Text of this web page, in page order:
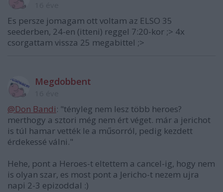
Es persze jomagam ott voltam az ELSO 35
seederben, 24-en (itteni) reggel 7:20-kor ;> 4x
csorgattam vissza 25 megabittel ;>
Megdobbent
@Don Bandi: "tényleg nem lesz több heroes?
merthogy a sztori még nem ért véget. már a jerichot
is túl hamar vették le a műsorról, pedig kezdett
érdekessé válni."
Hehe, pont a Heroes-t eltettem a cancel-ig, hogy nem
is olyan szar, es most pont a Jericho-t nezem ujra
napi 2-3 epizoddal :)